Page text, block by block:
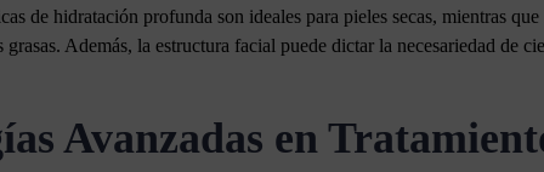
de hidratación profunda son ideales para pieles secas, mientras
grasas. Además, la estructura facial puede dictar la necesariedad de
Avanzadas en